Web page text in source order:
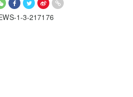
1-3-217176